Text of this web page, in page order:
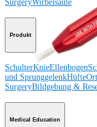
SurgeryWirbelsäule
Produkt
SchulterKnieEllenbogen
und SprunggelenkHüfte
SurgeryBildgebung &
Medical Education